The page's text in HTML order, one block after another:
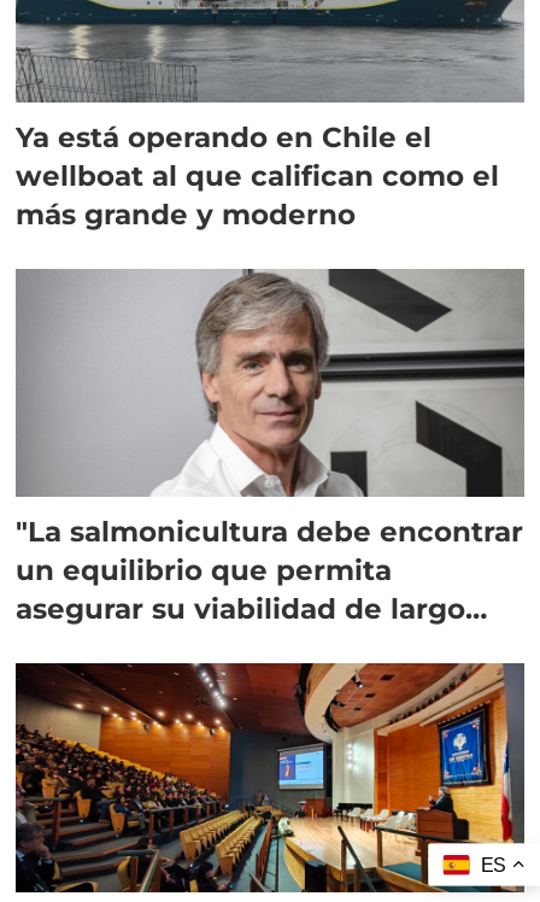
Ya está operando en Chile el
wellboat al que califican como el
más grande y moderno
"La salmonicultura debe encontrar
un equilibrio que permita
asegurar su viabilidad de largo
ES